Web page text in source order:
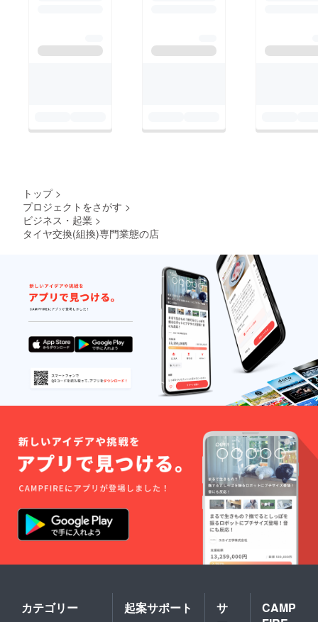
の車の維持、整
はないかと考え
ジェクトを
立ち上げまし
上記しています
が、店舗を構え
る所は過疎化が
進み、公共交通
機関が少なく
ニティバスと
JR北上線の
も稼動はありま
すが小規模で台
数も少ないので
す。
なので移動には
『自家用車』が
必須で且つ高齢
いるのが常であ
ります。
トップ >
プロジェクトをさがす >
ビジネス・起業 >
タイヤ交換(組換)専門業態の店
カテゴリー 起案サポート
サ
CAMP